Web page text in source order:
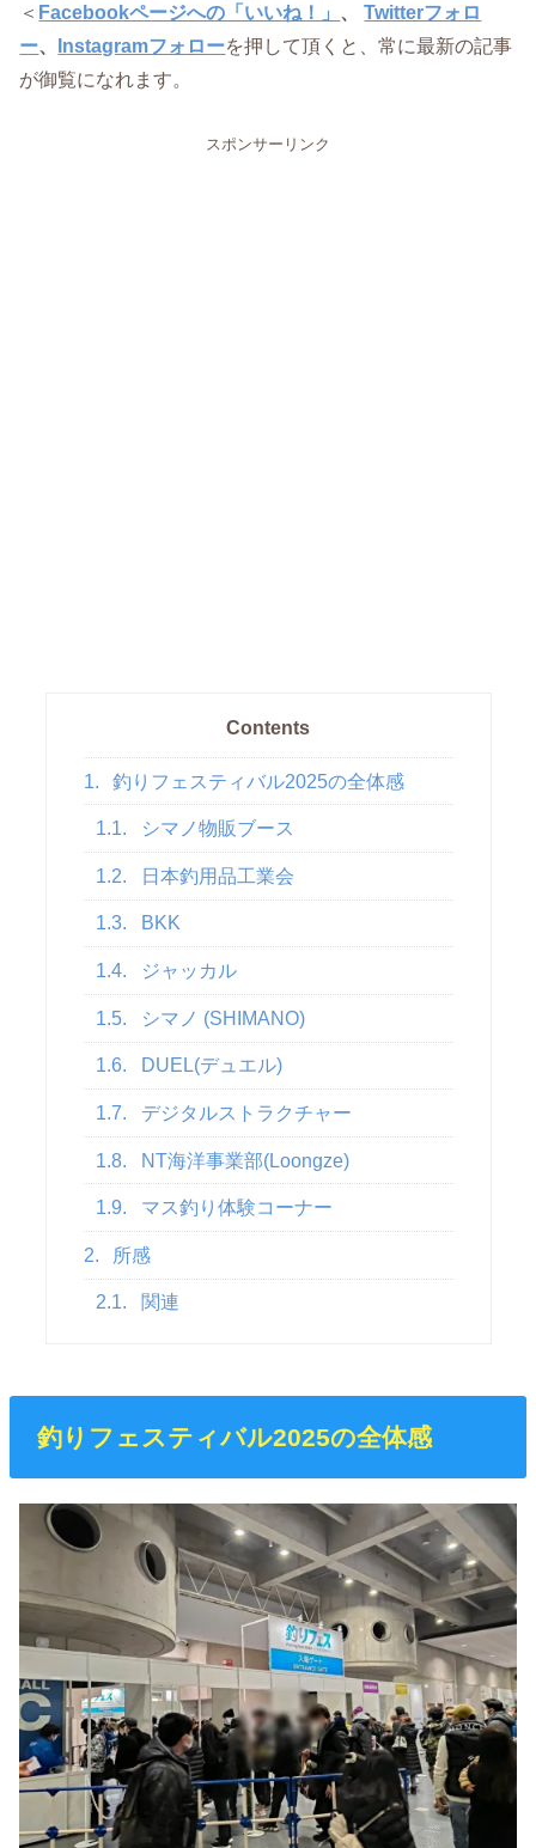
＜ Facebookページへの「いいね！」 、Twitterフォロ
ー、 Instagramフォローを押して頂くと、常に最新の記事
が御覧になれます。
スポンサーリンク
Contents
1. 釣りフェスティバル2025の全体感
1.1. シマノ物販ブース
1.2. 日本釣用品工業会
1.3. BKK
1.4. ジャッカル
1.5. シマノ (SHIMANO)
1.6. DUEL(デュエル)
1.7. デジタルストラクチャー
1.8. NT海洋事業部(Loongze)
1.9. マス釣り体験コーナー
2. 所感
2.1. 関連
釣りフェスティバル2025の全体感